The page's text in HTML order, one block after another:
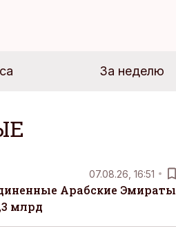
За неделю
07.08.26, 16:51
Арабские Эмираты
млрд